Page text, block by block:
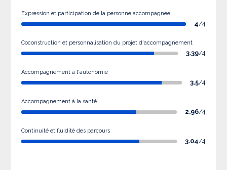
Expression et participation de la personne accompagnée
4/4
Coconstruction et personnalisation du projet d'accompagnement
3.39/4
Accompagnement à l'autonomie
3.5/4
Accompagnement à la santé
2.96/4
Continuité et fluidité des parcours
3.04/4